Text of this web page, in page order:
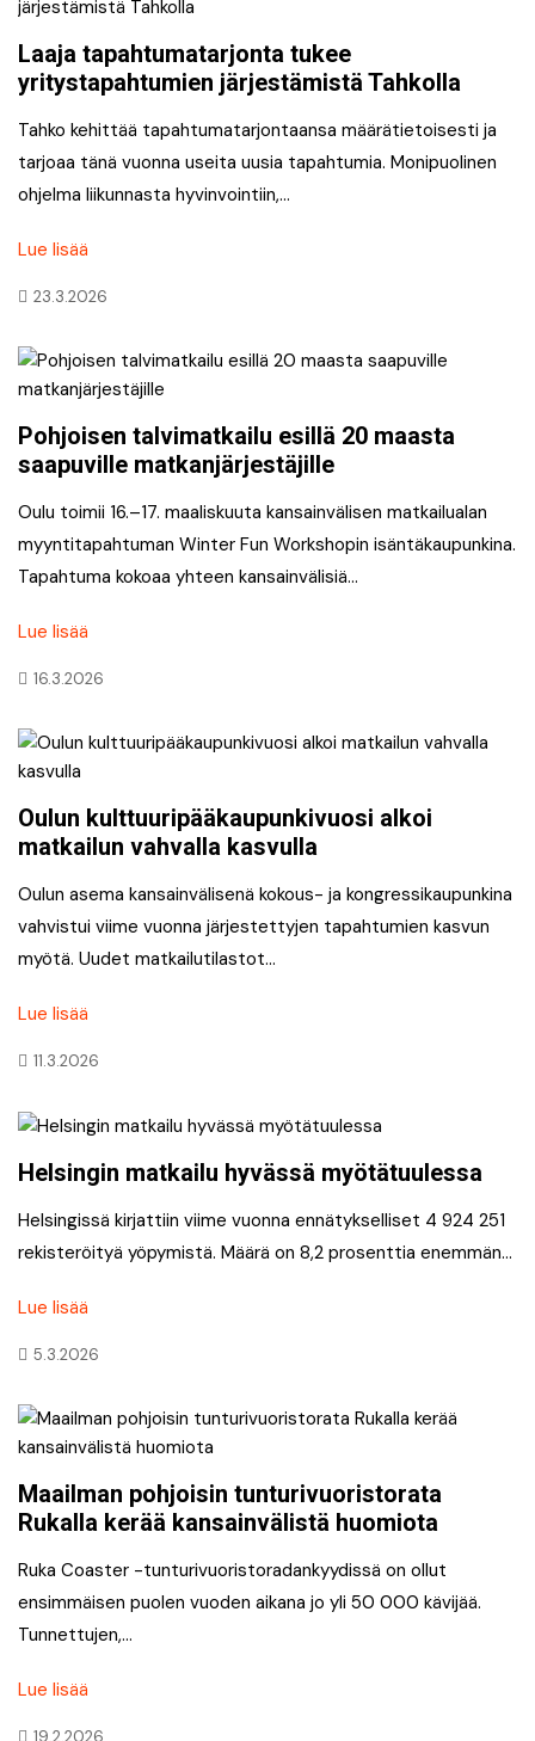
Laaja tapahtumatarjonta tukee
yritystapahtumien järjestämistä Tahkolla
Tahko kehittää tapahtumatarjontaansa määrätietoisesti ja
tarjoaa tänä vuonna useita uusia tapahtumia. Monipuolinen
ohjelma liikunnasta hyvinvointiin,…
Lue lisää
23.3.2026
Pohjoisen talvimatkailu esillä 20 maasta
saapuville matkanjärjestäjille
Oulu toimii 16.–17. maaliskuuta kansainvälisen matkailualan
myyntitapahtuman Winter Fun Workshopin isäntäkaupunkina.
Tapahtuma kokoaa yhteen kansainvälisiä…
Lue lisää
16.3.2026
Oulun kulttuuripääkaupunkivuosi alkoi
matkailun vahvalla kasvulla
Oulun asema kansainvälisenä kokous- ja kongressikaupunkina
vahvistui viime vuonna järjestettyjen tapahtumien kasvun
myötä. Uudet matkailutilastot…
Lue lisää
11.3.2026
Helsingin matkailu hyvässä myötätuulessa
Helsingissä kirjattiin viime vuonna ennätykselliset 4 924 251
rekisteröityä yöpymistä. Määrä on 8,2 prosenttia enemmän…
Lue lisää
5.3.2026
Maailman pohjoisin tunturivuoristorata
Rukalla kerää kansainvälistä huomiota
Ruka Coaster -tunturivuoristoradankyydissä on ollut
ensimmäisen puolen vuoden aikana jo yli 50 000 kävijää.
Tunnettujen,…
Lue lisää